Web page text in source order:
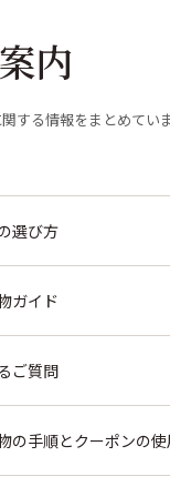
内
する情報をまとめていま
選び方
ガイド
ご質問
の手順とクーポンの